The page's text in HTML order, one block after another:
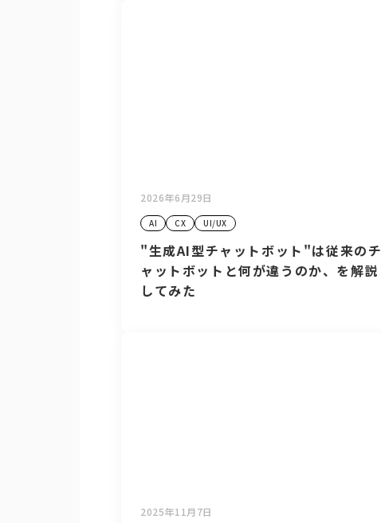
2026年6月29日
AI CX UI/UX
"生成AI型チャットボット"は従来のチ
ャットボットと何が違うのか、を解説
してみた
2025年11月7日